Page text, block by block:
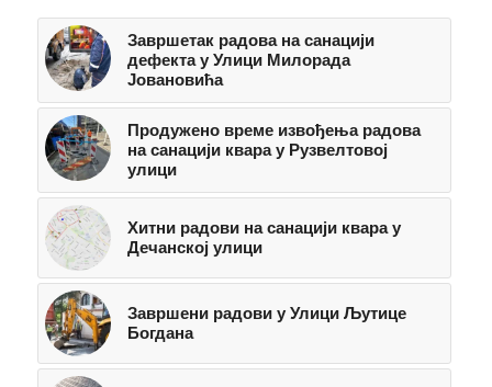
Завршетак радова на санацији
дефекта у Улици Милорада
Јовановића
Продужено време извођења радова
на санацији квара у Рузвелтовој
улици
Хитни радови на санацији квара у
Дечанској улици
Завршени радови у Улици Љутице
Богдана